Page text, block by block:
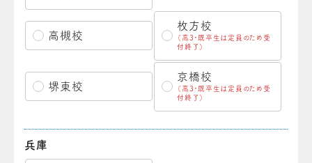
高槻校
枚方校
（高3・既卒生は定員のため受
付終了）
堺東校
京橋校
（高3・既卒生は定員のため受
付終了）
兵庫